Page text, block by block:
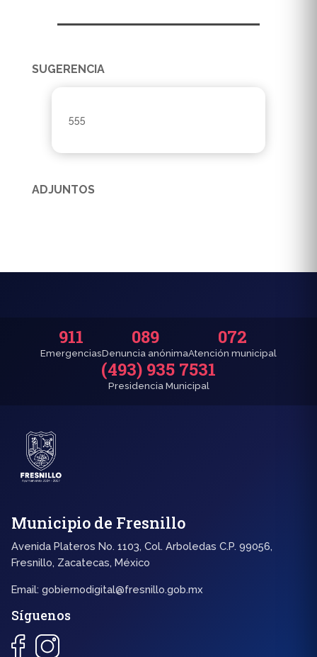
SUGERENCIA
555
ADJUNTOS
911
Emergencias
089
Denuncia anónima
072
Atención municipal
(493) 935 7531
Presidencia Municipal
Municipio de Fresnillo
Avenida Plateros No. 1103, Col. Arboledas C.P. 99056,
Fresnillo, Zacatecas, México
Email: gobiernodigital@fresnillo.gob.mx
Síguenos